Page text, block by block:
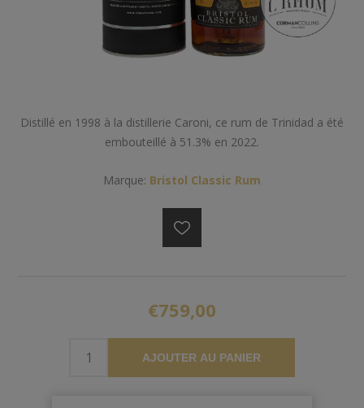
Distillé en 1998 à la distillerie Caroni, ce rum de Trinidad a été
embouteillé à 51.3% en 2022.
Marque: Bristol Classic Rum
€759,00
AJOUTER AU PANIER